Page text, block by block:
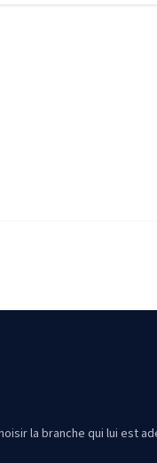
la branche qui lui est